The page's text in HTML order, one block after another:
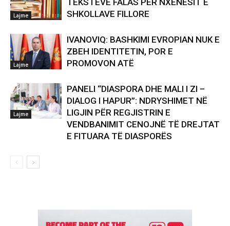
Lajme
TEKSTEVE FALAS PËR NXËNËSIT E
SHKOLLAVE FILLORE
Lajme
IVANOVIQ: BASHKIMI EVROPIAN NUK E
ZBEH IDENTITETIN, POR E
PROMOVON ATË
Lajme
PANELI “DIASPORA DHE MALI I ZI –
DIALOG I HAPUR”: NDRYSHIMET NË
LIGJIN PËR REGJISTRIN E
VENDBANIMIT CENOJNË TË DREJTAT
E FITUARA TË DIASPORËS